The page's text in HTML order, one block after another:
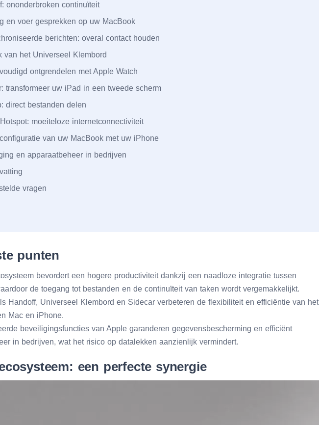
ononderbroken continuïteit
en voer gesprekken op uw MacBook
berichten: overal contact houden
van het Universeel Klembord
ontgrendelen met Apple Watch
transformeer uw iPad in een tweede scherm
direct bestanden delen
Hotspot: moeiteloze internetconnectiviteit
van uw MacBook met uw iPhone
en apparaatbeheer in bedrijven
vragen
punten
bevordert een hogere productiviteit dankzij een naadloze integratie tussen
de toegang tot bestanden en de continuïteit van taken wordt vergemakkelijkt.
Handoff, Universeel Klembord en Sidecar verbeteren de flexibiliteit en efficiëntie van het
Mac en iPhone.
beveiligingsfuncties van Apple garanderen gegevensbescherming en efficiënt
in bedrijven, wat het risico op datalekken aanzienlijk vermindert.
een perfecte synergie